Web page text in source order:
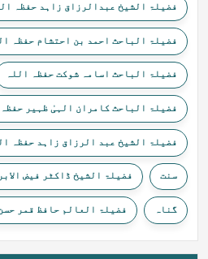
فضیلۃ الشیخ عبدالرزاق زاہد حفظہ
فضیلۃ الباحث احمد بن احتشام حفظہ
فضیلۃ الباحث اسامہ شوکت حفظہ اللہ
فضیلۃ الباحث کامران الہیٰ ظہیر حفظہ
فضیلۃ الشیخ عبد الرزاق زاہد حفظہ
سنت فضیلۃ الشیخ ڈاکٹر فیض
گناہ فضیلۃ العالم حافظ قمر